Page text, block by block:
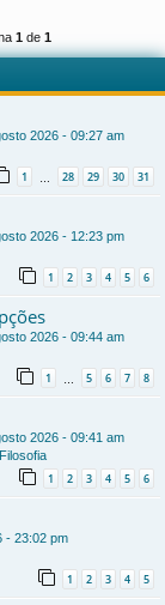
s
a
1de 1
2026 - 09:27 am
1 28 29 30 31
2026 - 12:23 pm
1 2 3 4 5 6
2026 - 09:44 am
1 … 5 6 7 8
2026 - 09:41 am
1 2 3 4 5 6
- 23:02 pm
1 2 3 4 5